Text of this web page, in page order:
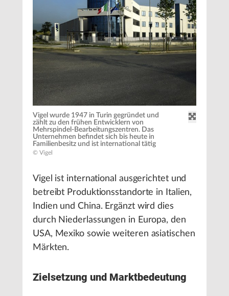
Vigel wurde 1947 in Turin gegründet und
zählt zu den frühen Entwicklern von
Mehrspindel-Bearbeitungszentren. Das
Unternehmen befindet sich bis heute in
Familienbesitz und ist international tätig
© Vigel
Vigel ist international ausgerichtet und
betreibt Produktionsstandorte in Italien,
Indien und China. Ergänzt wird dies
durch Niederlassungen in Europa, den
USA, Mexiko sowie weiteren asiatischen
Märkten.
Zielsetzung und Marktbedeutung